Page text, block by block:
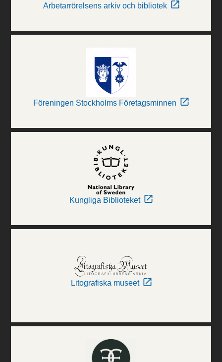
Arbetarrörelsens arkiv och bibliotek
Föreningen Stockholms Företagsminnen
Kungliga Biblioteket
Litografiska museet